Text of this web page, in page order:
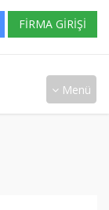
FIRMA GIRIŞI
Menü